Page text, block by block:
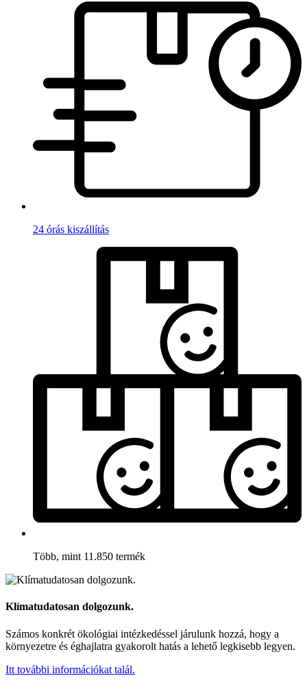
24 órás kiszállítás
Több, mint 11.850 termék
Klímatudatosan dolgozunk.
Számos konkrét ökológiai intézkedéssel járulunk hozzá, hogy a
környezetre és éghajlatra gyakorolt hatás a lehető legkisebb legyen.
Itt további információkat talál.